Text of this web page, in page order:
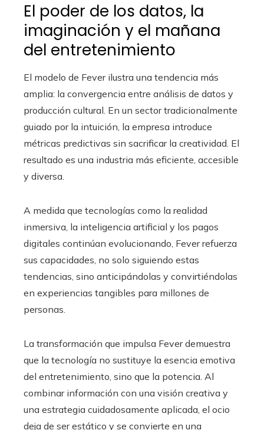
El poder de los datos, la
imaginación y el mañana
del entretenimiento
El modelo de Fever ilustra una tendencia más
amplia: la convergencia entre análisis de datos y
producción cultural. En un sector tradicionalmente
guiado por la intuición, la empresa introduce
métricas predictivas sin sacrificar la creatividad. El
resultado es una industria más eficiente, accesible
y diversa.
A medida que tecnologías como la realidad
inmersiva, la inteligencia artificial y los pagos
digitales continúan evolucionando, Fever refuerza
sus capacidades, no solo siguiendo estas
tendencias, sino anticipándolas y convirtiéndolas
en experiencias tangibles para millones de
personas.
La transformación que impulsa Fever demuestra
que la tecnología no sustituye la esencia emotiva
del entretenimiento, sino que la potencia. Al
combinar información con una visión creativa y
una estrategia cuidadosamente aplicada, el ocio
deja de ser estático y se convierte en una